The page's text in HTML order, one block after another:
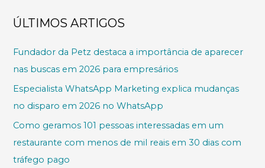
ÚLTIMOS ARTIGOS
Fundador da Petz destaca a importância de aparecer
nas buscas em 2026 para empresários
Especialista WhatsApp Marketing explica mudanças
no disparo em 2026 no WhatsApp
Como geramos 101 pessoas interessadas em um
restaurante com menos de mil reais em 30 dias com
tráfego pago